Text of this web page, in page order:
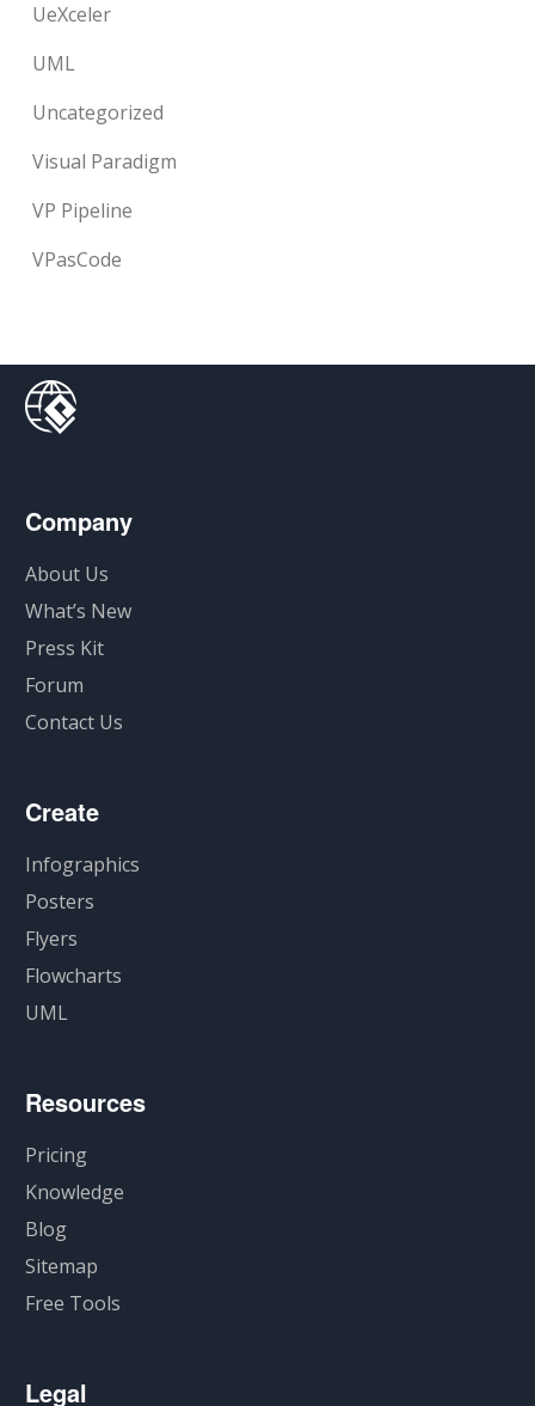
UeXceler
UML
Uncategorized
Visual Paradigm
VP Pipeline
VPasCode
Company
About Us
What’s New
Press Kit
Forum
Contact Us
Create
Infographics
Posters
Flyers
Flowcharts
UML
Resources
Pricing
Knowledge
Blog
Sitemap
Free Tools
Legal